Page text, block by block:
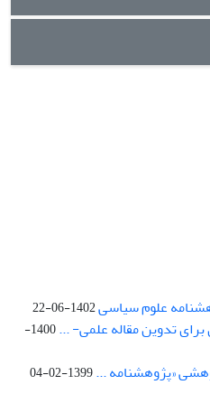
علوم سیاسی1402-06-22
تدوین مقاله علمی- ...
1400-
«پژوهشنامه ...1399-02-04